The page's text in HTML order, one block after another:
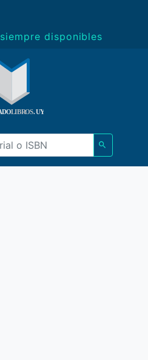
siempre disponibles